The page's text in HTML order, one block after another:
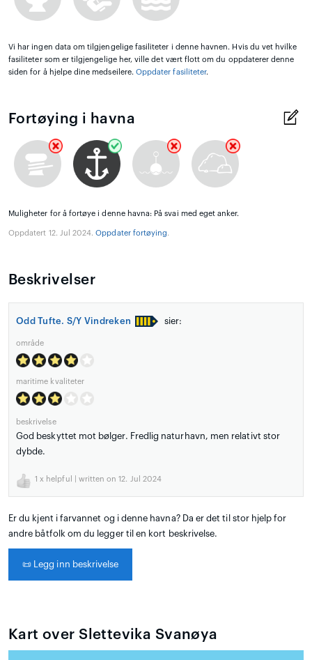
Vi har ingen data om tilgjengelige fasiliteter i denne havnen. Hvis du vet hvilke
fasiliteter som er tilgjengelige her, ville det vært flott om du oppdaterer denne
siden for å hjelpe dine medseilere. Oppdater fasiliteter.
Fortøying i havna
Muligheter for å fortøye i denne havna: På svai med eget anker.
Oppdatert 12. Jul 2024.Oppdater fortøying.
Beskrivelser
Odd Tufte. S/Y Vindreken sier:
område
maritime kvaliteter
beskrivelse
God beskyttet mot bølger. Fredlig naturhavn, men relativt stor
dybde.
1 x helpful | written on 12. Jul 2024
Er du kjent i farvannet og i denne havna? Da er det til stor hjelp for
andre båtfolk om du legger til en kort beskrivelse.
📜 Legg inn beskrivelse
Kart over Slettevika Svanøya